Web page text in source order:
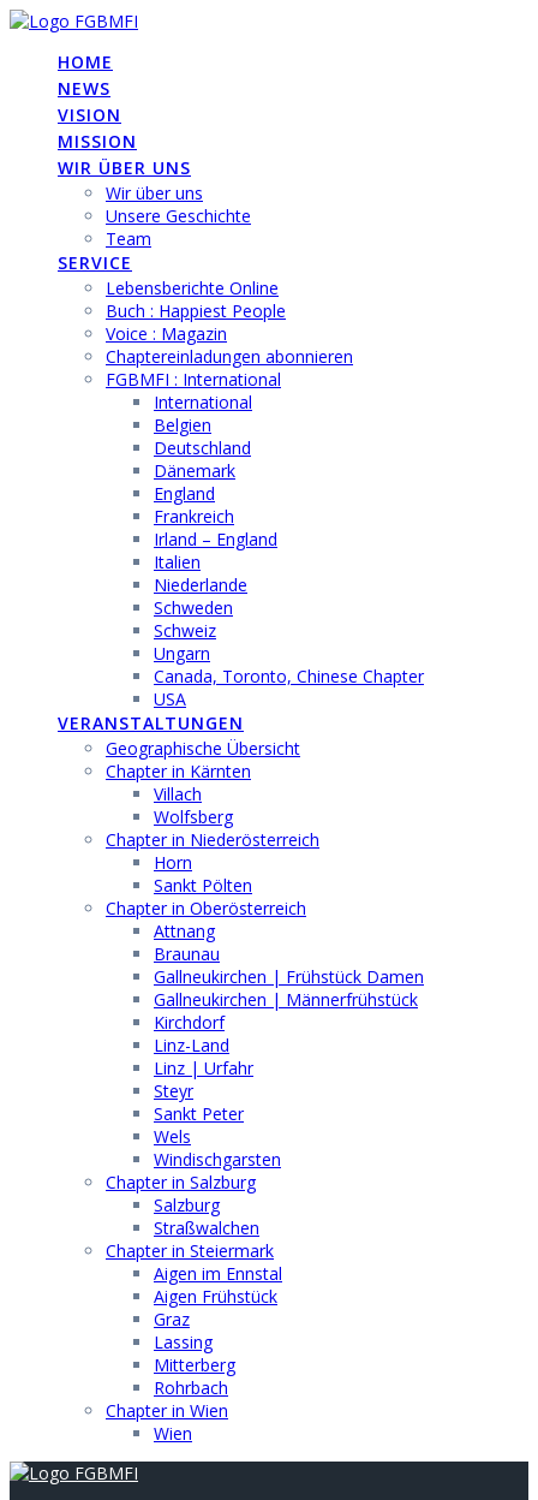
Skip
contentHOME
NEWS
VISION
MISSION
WIR ÜBER UNS
Wir über uns
Unsere Geschichte
Team
SERVICE
Lebensberichte Online
Buch : Happiest People
Voice : Magazin
Chaptereinladungen abonnieren
FGBMFI : International
International
Belgien
Deutschland
Dänemark
England
Frankreich
Irland – England
Italien
Niederlande
Schweden
Schweiz
Ungarn
Canada, Toronto, Chinese Chapter
USA
VERANSTALTUNGEN
Geographische Übersicht
Chapter in Kärnten
Villach
Wolfsberg
Chapter in Niederösterreich
Horn
Sankt Pölten
Chapter in Oberösterreich
Attnang
Braunau
Gallneukirchen | Frühstück Damen
Gallneukirchen | Männerfrühstück
Kirchdorf
Linz-Land
Linz | Urfahr
Steyr
Sankt Peter
Wels
Windischgarsten
Chapter in Salzburg
Salzburg
Straßwalchen
Chapter in Steiermark
Aigen im Ennstal
Aigen Frühstück
Graz
Lassing
Mitterberg
Rohrbach
Chapter in Wien
Wien